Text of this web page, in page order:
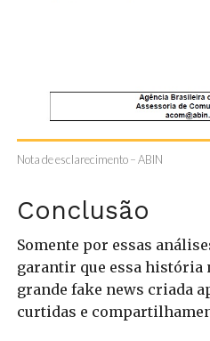
Nota de esclarecimento – ABIN
Conclusão
Somente por essas
garantir que essa história
grande fake news criada
curtidas e